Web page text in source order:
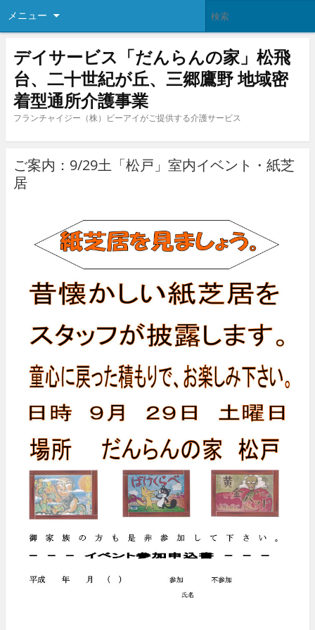
メニュー
デイサービス「だんらんの家」松飛
台、二十世紀が丘、三郷鷹野 地域密
着型通所介護事業
フランチャイジー（株）ビーアイがご提供する介護サービス
ご案内：9/29土「松戸」室内イベント・紙芝
居